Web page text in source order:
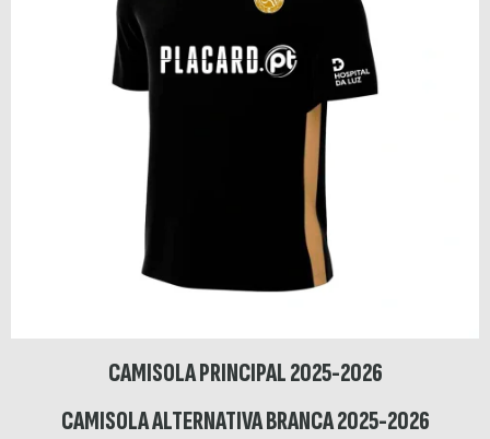
CAMISOLA PRINCIPAL 2025-2026
CAMISOLA ALTERNATIVA BRANCA 2025-2026